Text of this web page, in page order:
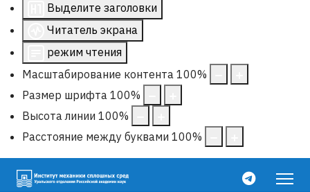
Выделите заголовки
Читатель экрана
режим чтения
Масштабирование контента 100%
Размер шрифта 100%
Высота линии 100%
Расстояние между буквами 100%